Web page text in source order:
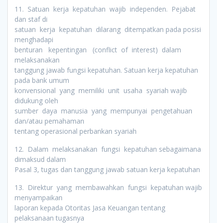
11. Satuan kerja kepatuhan wajib independen. Pejabat
dan staf di
satuan kerja kepatuhan dilarang ditempatkan pada posisi
menghadapi
benturan kepentingan (conflict of interest) dalam
melaksanakan
tanggung jawab fungsi kepatuhan. Satuan kerja kepatuhan
pada bank umum
konvensional yang memiliki unit usaha syariah wajib
didukung oleh
sumber daya manusia yang mempunyai pengetahuan
dan/atau pemahaman
tentang operasional perbankan syariah
12. Dalam melaksanakan fungsi kepatuhan sebagaimana
dimaksud dalam
Pasal 3, tugas dan tanggung jawab satuan kerja kepatuhan
13. Direktur yang membawahkan fungsi kepatuhan wajib
menyampaikan
laporan kepada Otoritas Jasa Keuangan tentang
pelaksanaan tugasnya